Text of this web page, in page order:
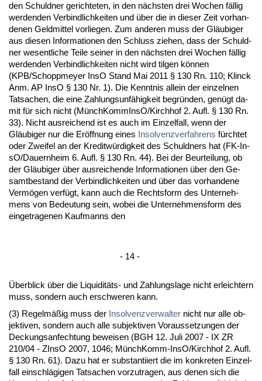
den Schuld­ner ge­rich­te­ten, in den nächs­ten drei Wo­chen fällig
wer­den­den Ver­bind­lich­kei­ten und über die in die­ser Zeit vor­han­
de­nen Geld­mit­tel vor­lie­gen. Zum an­de­ren muss der Gläubi­ger
aus die­sen In­for­ma­tio­nen den Schluss zie­hen, dass der Schuld­
ner we­sent­li­che Tei­le sei­ner in den nächs­ten drei Wo­chen fällig
wer­den­den Ver­bind­lich­kei­ten nicht wird til­gen können
(KPB/Schopp­mey­er In­sO Stand Mai 2011 § 130 Rn. 110; Klinck
Anm. AP In­sO § 130 Nr. 1). Die Kennt­nis al­lein der ein­zel­nen
Tat­sa­chen, die ei­ne Zah­lungs­unfähig­keit be­gründen, genügt da­
mit für sich nicht (Münch­Kom­mIn­sO/Kirch­hof 2. Aufl. § 130 Rn.
33). Nicht aus­rei­chend ist es auch im Ein­zel­fall, wenn der
Gläubi­ger nur die Eröff­nung ei­nes In­sol­venz­ver­fah­rens fürch­tet
oder Zwei­fel an der Kre­ditwürdig­keit des Schuld­ners hat (FK-In­
sO/Dau­ern­heim 6. Aufl. § 130 Rn. 44). Bei der Be­ur­tei­lung, ob
der Gläubi­ger über aus­rei­chen­de In­for­ma­tio­nen über den Ge­
samt­be­stand der Ver­bind­lich­kei­ten und über das vor­han­de­ne
Vermögen verfügt, kann auch die Rechts­form des Un­ter­neh­
mens von Be­deu­tung sein, wo­bei die Un­ter­neh­mens­form des
ein­ge­tra­ge­nen Kauf­manns den
- 14 -
Über­blick über die Li­qui­ditäts- und Zah­lungs­la­ge nicht er­leich­tern
muss, son­dern auch er­schwe­ren kann.
(3) Re­gelmäßig muss der In­sol­venz­ver­wal­ter nicht nur al­le ob­
jek­ti­ven, son­dern auch al­le sub­jek­ti­ven Vor­aus­set­zun­gen der
De­ckungs­an­fech­tung be­wei­sen (BGH 12. Ju­li 2007 - IX ZR
210/04 - ZIn­sO 2007, 1046; Münch­Komm-In­sO/Kirch­hof 2. Aufl.
§ 130 Rn. 61). Da­zu hat er sub­stan­ti­iert die im kon­kre­ten Ein­zel­
fall ein­schlägi­gen Tat­sa­chen vor­zu­tra­gen, aus de­nen sich die